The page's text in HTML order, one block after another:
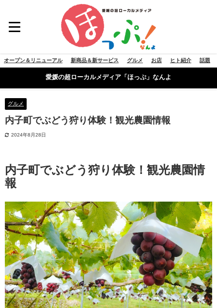
オープン＆リニューアル 新商品＆新サービス グルメ お店 ヒト紹介 話題
愛媛の超ローカルメディア「ほっぷ」なんよ
グルメ
内子町でぶどう狩り体験！観光農園情報
2024年8月28日
内子町でぶどう狩り体験！観光農園情
報